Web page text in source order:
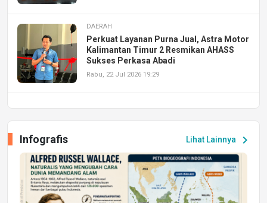
DAERAH
Perkuat Layanan Purna Jual, Astra Motor
Kalimantan Timur 2 Resmikan AHASS
Sukses Perkasa Abadi
Rabu, 22 Jul 2026 19:29
Peluang Kerja dan Magang
Jumat, 17 Jul 2026 22:30
DAERAH
Astra Motor Kalimantan Timur 2 Dukung
Lihat Lainnya chevron_right
Infografis